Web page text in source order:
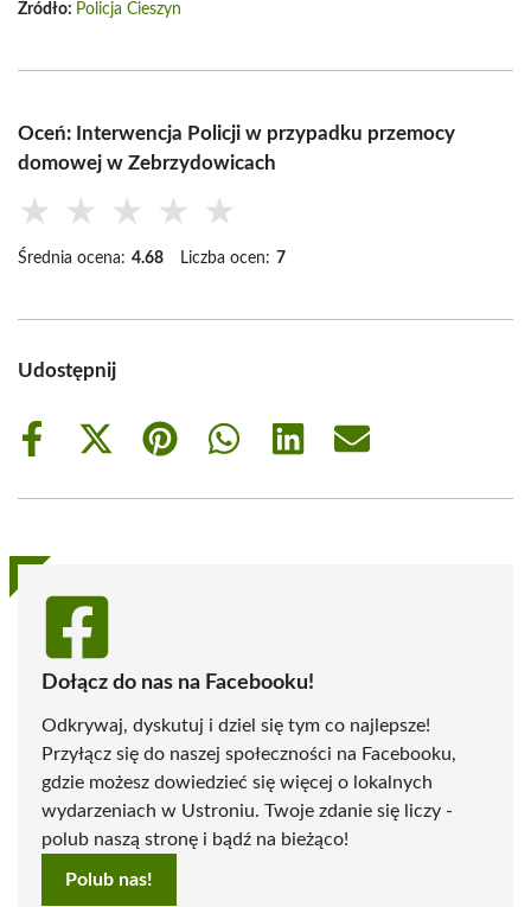
Źródło: Policja Cieszyn
Oceń: Interwencja Policji w przypadku przemocy
domowej w Zebrzydowicach
★ ★ ★ ★ ★
Średnia ocena: 4.68 Liczba ocen: 7
Udostępnij
Share
Share
(Twitter)
Share
Share
Share
Share
Dołącz do nas na Facebooku!
Odkrywaj, dyskutuj i dziel się tym co najlepsze!
Przyłącz się do naszej społeczności na Facebooku,
gdzie możesz dowiedzieć się więcej o lokalnych
wydarzeniach w Ustroniu. Twoje zdanie się liczy -
polub naszą stronę i bądź na bieżąco!
Polub nas!